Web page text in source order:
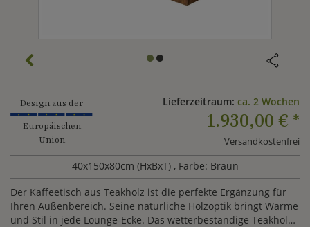
Design aus der
Europäischen
Union
Lieferzeitraum: ca. 2 Wochen
1.930,00 € *
Versandkostenfrei
40x150x80cm (HxBxT) , Farbe: Braun
Der Kaffeetisch aus Teakholz ist die perfekte Ergänzung für
Ihren Außenbereich. Seine natürliche Holzoptik bringt Wärme
und Stil in jede Lounge-Ecke. Das wetterbeständige Teakholz